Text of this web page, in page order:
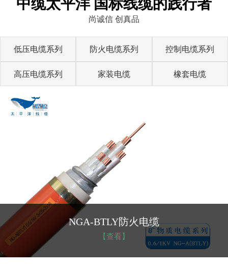
中缆太平洋 国标线缆的践行者
尚诚信 创真品
低压电缆系列 防火电缆系列 控制电缆系列
高压电缆系列 家装电缆 橡套电缆
NGA-BTLY防火电缆
【查看】